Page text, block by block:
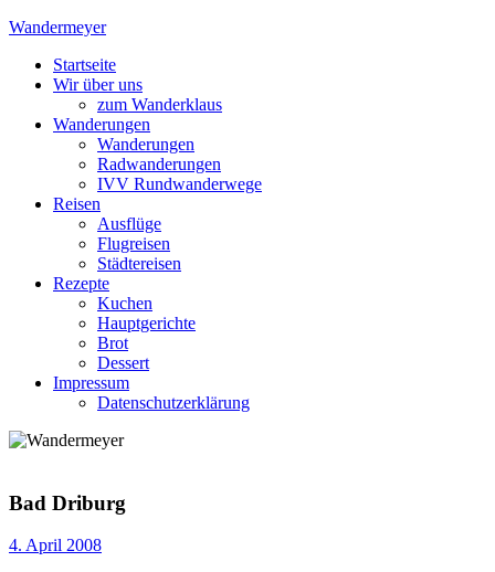
Skip
content
Wandermeyer
Das Wandern ist des Meyers Lust
Startseite
Wir über uns
zum Wanderklaus
Wanderungen
Wanderungen
Radwanderungen
IVV Rundwanderwege
Reisen
Ausflüge
Flugreisen
Städtereisen
Rezepte
Kuchen
Hauptgerichte
Brot
Dessert
Impressum
Datenschutzerklärung
Bad Driburg
4. April 2008